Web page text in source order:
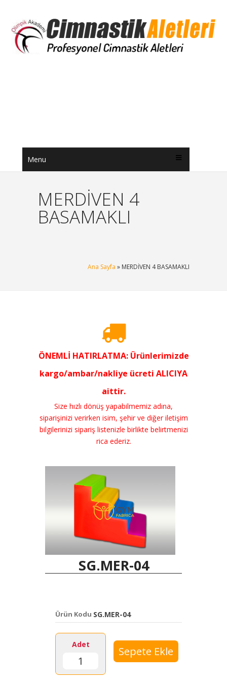
Menu
MERDİVEN 4
BASAMAKLI
Ana Sayfa » MERDİVEN 4 BASAMAKLI
ÖNEMLİ HATIRLATMA: Ürünlerimizde
kargo/ambar/nakliye ücreti ALICIYA
aittir.
Size hızlı dönüş yapabilmemiz adına,
siparişinizi verirken isim, şehir ve diğer iletişim
bilgilerinizi sipariş listenizle birlikte belirtmenizi
rica ederiz.
SG.MER-04
Ürün Kodu SG.MER-04
Adet